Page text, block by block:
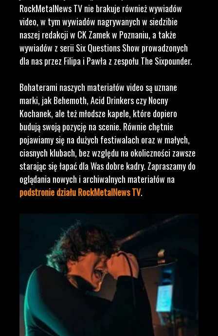
RockMetalNews TV nie brakuje również wywiadów
video, w tym wywiadów nagrywanych w siedzibie
naszej redakcji w CK Zamek w Poznaniu, a także
wywiadów z serii Six Questions Show prowadzonych
dla nas przez Filipa i Pawła z zespołu The Sixpounder.
Bohaterami naszych materiałów video są uznane
marki, jak Behemoth, Acid Drinkers czy Nocny
Kochanek, ale też młodsze kapele, które dopiero
budują swoją pozycję na scenie. Równie chętnie
pojawiamy się na dużych festiwalach oraz w małych,
ciasnych klubach, bez względu na okoliczności zawsze
starając się łapać dla Was dobre kadry. Zapraszamy do
oglądania nowych i archiwalnych materiałów na
podstronie działu RockMetalNews TV.